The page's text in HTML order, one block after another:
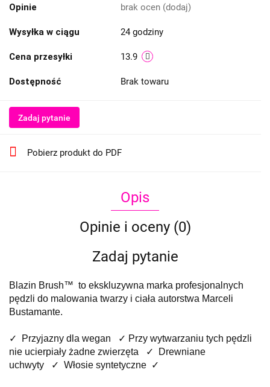
Opinie brak ocen (dodaj)
Wysyłka w ciągu 24 godziny
Cena przesyłki 13.9
Dostępność Brak towaru
Zadaj pytanie
Pobierz produkt do PDF
Opis
Opinie i oceny (0)
Zadaj pytanie
Blazin Brush™ to ekskluzywna marka profesjonalnych
pędzli do malowania twarzy i ciała autorstwa Marceli
Bustamante.
✓ Przyjazny dla wegan
✓ Przy wytwarzaniu tych pędzli
nie ucierpiały żadne zwierzęta ✓ Drewniane
uchwyty ✓ Włosie syntetyczne ✓